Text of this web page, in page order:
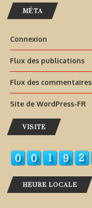
MÉTA
Connexion
Flux des publications
Flux des commentaires
Site de WordPress-FR
VISITE
HEURE LOCALE